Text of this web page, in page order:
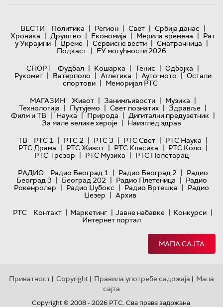
ВЕСТИ Политика | Регион | Свет | Србија данас |
Хроника | Друштво | Економија | Мерила времена | Рат
у Украјини | Време | Сервисне вести | Сматрачница |
Подкаст | ЕУ могућности 2026
СПОРТ
Фудбал | Кошарка | Тенис | Одбојка |
Рукомет | Ватерполо | Атлетика | Ауто-мото | Остали
спортови | Меморијал РТС
МАГАЗИН
Живот | Занимљивости | Музика |
Технологијa | Путујемо | Свет познатих | Здравље |
Филм и ТВ | Наука | Природа | Дигитални предузетник |
За мале велике хероје | Наизглед здрав
ТВ
РТС 1 | РТС 2 | РТС 3 | РТС Свет | РТС Наука |
РТС Драма | РТС Живот | РТС Класика | РТС Коло |
РТС Трезор | РТС Музика | РТС Полетарац
РАДИО
Радио Београд 1 | Радио Београд 2 | Радио
Београд 3 | Београд 202 | Радио Плетеница | Радио
Рокенролер | Радио Џубокс | Радио Вртешка | Радио
Џезер | Архив
РТС
Контакт | Маркетинг | Јавне набавке | Конкурси |
Интернет портал
МАПА САЈТА
Приватност | Copyright | Правила употребе садржаја | Мапа
сајта
Copyright © 2008 - 2026 РТС. Сва права задржана.